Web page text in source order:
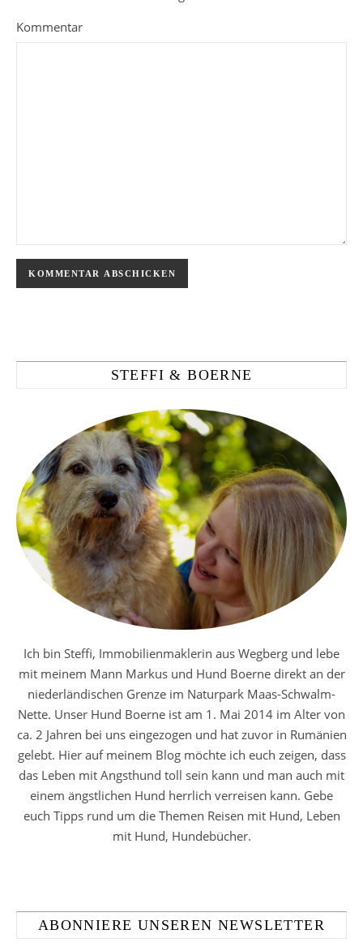
Kommentar
STEFFI & BOERNE
Ich bin Steffi, Immobilienmaklerin aus Wegberg und lebe
mit meinem Mann Markus und Hund Boerne direkt an der
niederländischen Grenze im Naturpark Maas-Schwalm-
Nette. Unser Hund Boerne ist am 1. Mai 2014 im Alter von
ca. 2 Jahren bei uns eingezogen und hat zuvor in Rumänien
gelebt. Hier auf meinem Blog möchte ich euch zeigen, dass
das Leben mit Angsthund toll sein kann und man auch mit
einem ängstlichen Hund herrlich verreisen kann. Gebe
euch Tipps rund um die Themen Reisen mit Hund, Leben
mit Hund, Hundebücher.
ABONNIERE UNSEREN NEWSLETTER